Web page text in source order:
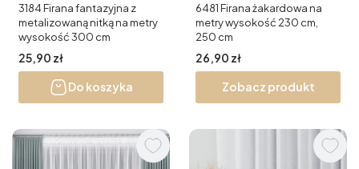
3184 Firana fantazyjna z
metalizowaną nitką na metry
wysokość 300 cm
Cena
25,90 zł
Do koszyka
6481 Firana żakardowa na
metry wysokość 230 cm,
250 cm
Cena
26,90 zł
Zobacz produkt